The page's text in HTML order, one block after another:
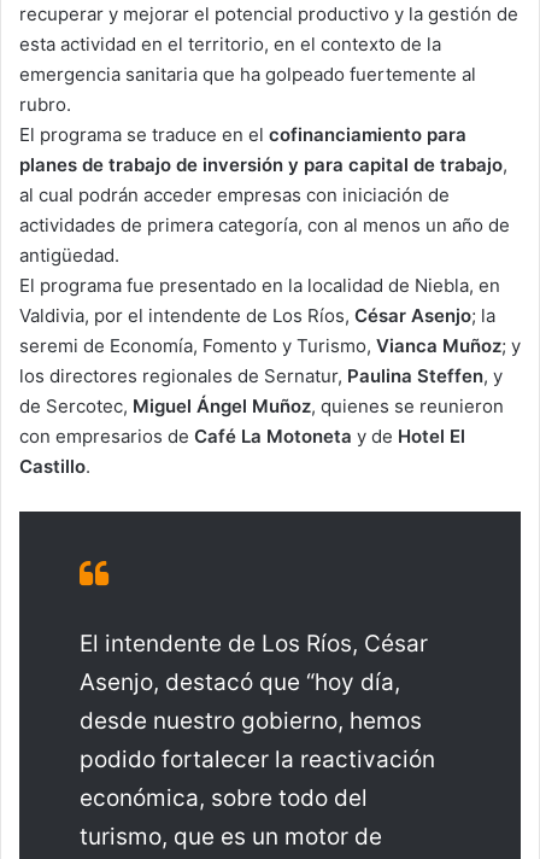
recuperar y mejorar el potencial productivo y la gestión de
esta actividad en el territorio, en el contexto de la
emergencia sanitaria que ha golpeado fuertemente al
rubro.
El programa se traduce en el cofinanciamiento para
planes de trabajo de inversión y para capital de trabajo,
al cual podrán acceder empresas con iniciación de
actividades de primera categoría, con al menos un año de
antigüedad.
El programa fue presentado en la localidad de Niebla, en
Valdivia, por el intendente de Los Ríos, César Asenjo; la
seremi de Economía, Fomento y Turismo, Vianca Muñoz; y
los directores regionales de Sernatur, Paulina Steffen, y
de Sercotec, Miguel Ángel Muñoz, quienes se reunieron
con empresarios de Café La Motoneta y de Hotel El
Castillo.
El intendente de Los Ríos, César
Asenjo, destacó que “hoy día,
desde nuestro gobierno, hemos
podido fortalecer la reactivación
económica, sobre todo del
turismo, que es un motor de